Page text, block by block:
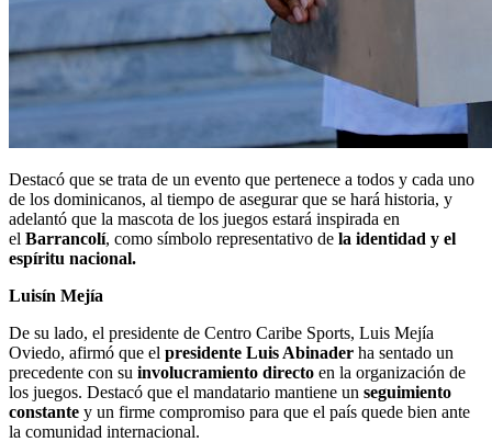
Destacó que se trata de un evento que pertenece a todos y cada uno
de los dominicanos, al tiempo de asegurar que se hará historia, y
adelantó que la mascota de los juegos estará inspirada en
el Barrancolí, como símbolo representativo de la identidad y el
espíritu nacional.
Luisín Mejía
De su lado, el presidente de Centro Caribe Sports, Luis Mejía
Oviedo, afirmó que el presidente Luis Abinader ha sentado un
precedente con su involucramiento directo en la organización de
los juegos. Destacó que el mandatario mantiene un seguimiento
constante y un firme compromiso para que el país quede bien ante
la comunidad internacional.